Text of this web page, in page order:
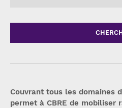
Couvrant tous les domaines
permet à CBRE de mobiliser